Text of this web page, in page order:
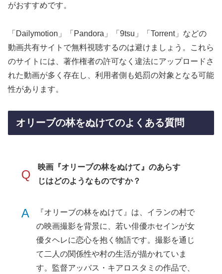
がおすすめです。
「Dailymotion」「Pandora」「9tsu」「Torrent」などの
動画共有サイトで無料視聴するのは避けましょう。これら
のサイトには、著作権者の許可なく違法にアップロードさ
れた動画が多く存在し、利用者側も処罰の対象となる可能
性があります。
オリーブの林をぬけてのよくある質問
Q
映画『オリーブの林をぬけて』のあらす
じはどのようなものですか？
A
『オリーブの林をぬけて』は、イランの村で
の映画撮影を背景に、若い俳優ホセインが女
優タヘレに恋心を抱く物語です。撮影を通じ
て二人の関係性や村の生活が描かれていま
す。監督アッバス・キアロスタミの作品で、